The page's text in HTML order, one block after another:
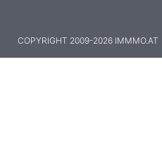
COPYRIGHT 2009-2026 IMMMO.AT